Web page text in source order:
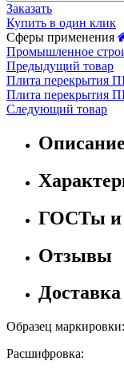
Заказать
Купить в один клик
Сферы применения
Промышленное
Предыдущий товар
Плита перекрытия
Плита перекрытия
Следующий товар
Описание
ГОСТы
Отзывы
Образец маркировки:
Расшифровка: